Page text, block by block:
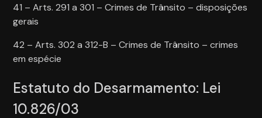
41 – Arts. 291 a 301 – Crimes de Trânsito – disposições
gerais
42 – Arts. 302 a 312-B – Crimes de Trânsito – crimes
em espécie
Estatuto do Desarmamento: Lei
10.826/03